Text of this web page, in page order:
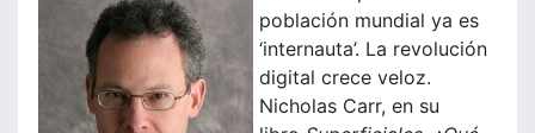
población mundial ya es
‘internauta’. La revolución
digital crece veloz.
Nicholas Carr, en su